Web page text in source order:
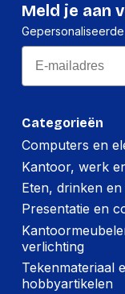
Hoeveelheid:
Breedte:
Gewicht:
Per doos
Hoeveelheid:
Breedte:
Hoogte:
Categorieën
Computers en
Kantoor, werk
Eten, drinken
Presentatie en
verlichting
Tekenmateriaal
hobbyartikelen
Meld je aan
Email